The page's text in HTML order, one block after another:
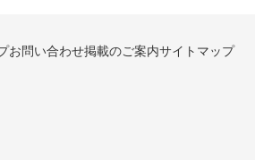
お問い合わせ掲載のご案内サイトマップ